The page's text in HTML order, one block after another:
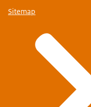
Sitemap